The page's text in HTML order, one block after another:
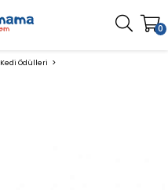
0
Kedi Ödülleri